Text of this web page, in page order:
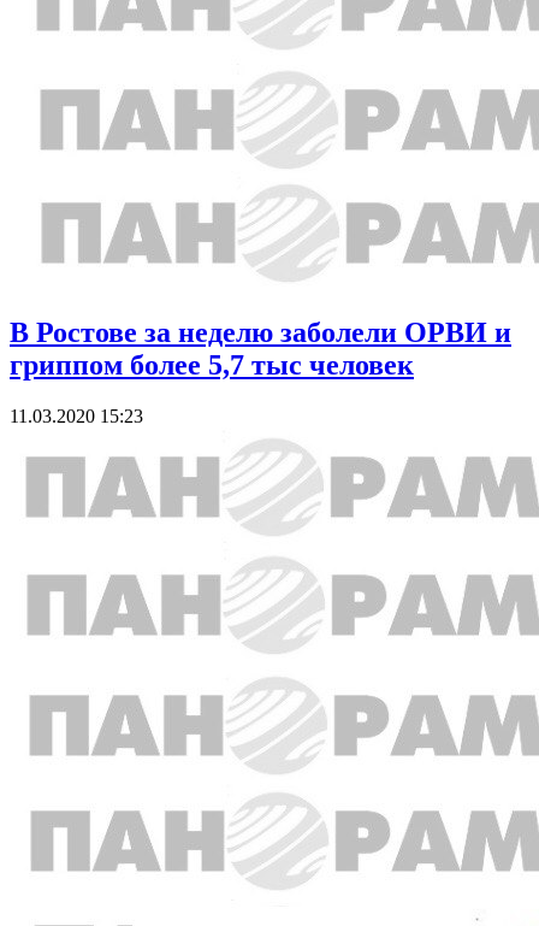
В Ростове за неделю заболели ОРВИ и
гриппом более 5,7 тыс человек
11.03.2020 15:23